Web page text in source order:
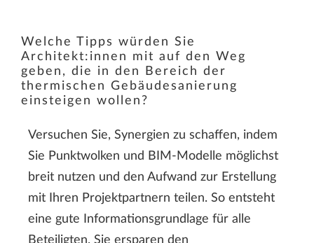
Welche Tipps würden Sie
Architekt:innen mit auf den Weg
geben, die in den Bereich der
thermischen Gebäudesanierung
einsteigen wollen?
Versuchen Sie, Synergien zu schaffen, indem
Sie Punktwolken und BIM-Modelle möglichst
breit nutzen und den Aufwand zur Erstellung
mit Ihren Projektpartnern teilen. So entsteht
eine gute Informationsgrundlage für alle
Beteiligten. Sie ersparen den